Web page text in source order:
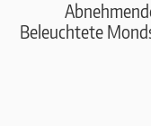
Beleuchtete